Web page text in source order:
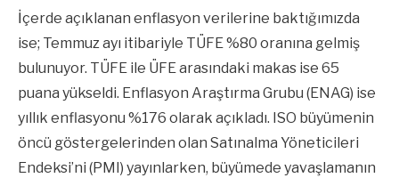
İçerde açıklanan enflasyon verilerine baktığımızda
ise; Temmuz ayı itibariyle TÜFE %80 oranına gelmiş
bulunuyor. TÜFE ile ÜFE arasındaki makas ise 65
puana yükseldi. Enflasyon Araştırma Grubu (ENAG) ise
yıllık enflasyonu %176 olarak açıkladı. ISO büyümenin
öncü göstergelerinden olan Satınalma Yöneticileri
Endeksi’ni (PMI) yayınlarken, büyümede yavaşlamanın